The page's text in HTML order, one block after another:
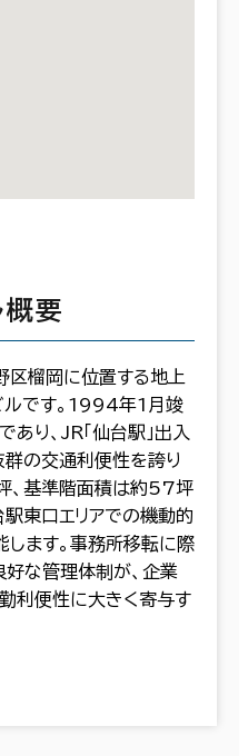
要
区榴岡に位置する地上
ルです。1994年1月竣
り、JR「仙台駅」出入
の交通利便性を誇り
、基準階面積は約57坪
東口エリアでの機動的
します。事務所移転に際
好な管理体制が、企業
利便性に大きく寄与す